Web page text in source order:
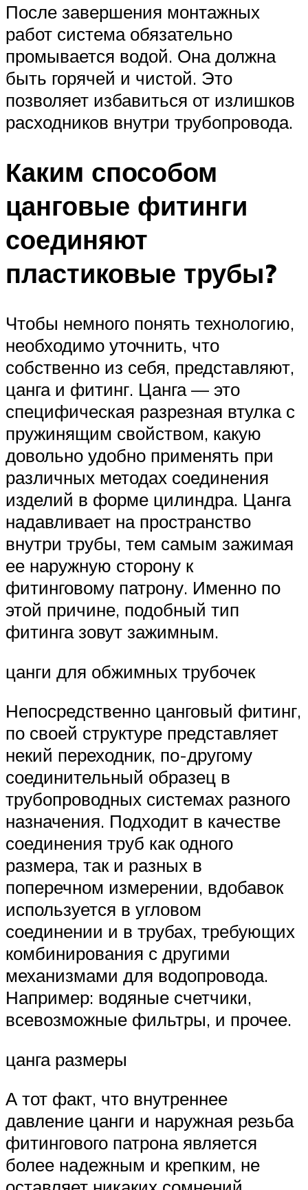
После завершения монтажных
работ система обязательно
промывается водой. Она должна
быть горячей и чистой. Это
позволяет избавиться от излишков
расходников внутри трубопровода.
Каким способом
цанговые фитинги
соединяют
пластиковые трубы?
Чтобы немного понять технологию,
необходимо уточнить, что
собственно из себя, представляют,
цанга и фитинг. Цанга — это
специфическая разрезная втулка с
пружинящим свойством, какую
довольно удобно применять при
различных методах соединения
изделий в форме цилиндра. Цанга
надавливает на пространство
внутри трубы, тем самым зажимая
ее наружную сторону к
фитинговому патрону. Именно по
этой причине, подобный тип
фитинга зовут зажимным.
цанги для обжимных трубочек
Непосредственно цанговый фитинг,
по своей структуре представляет
некий переходник, по-другому
соединительный образец в
трубопроводных системах разного
назначения. Подходит в качестве
соединения труб как одного
размера, так и разных в
поперечном измерении, вдобавок
используется в угловом
соединении и в трубах, требующих
комбинирования с другими
механизмами для водопровода.
Например: водяные счетчики,
всевозможные фильтры, и прочее.
цанга размеры
А тот факт, что внутреннее
давление цанги и наружная резьба
фитингового патрона является
более надежным и крепким, не